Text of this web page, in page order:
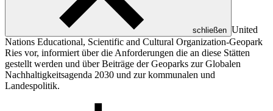
schließen United
Nations Educational, Scientific and Cultural Organization-Geopark
Ries vor, informiert über die Anforderungen die an diese Stätten
gestellt werden und über Beiträge der Geoparks zur Globalen
Nachhaltigkeitsagenda 2030 und zur kommunalen und
Landespolitik.